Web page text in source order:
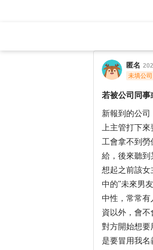
匿名
未填公司
若被公司同事
新報到的公
上主管打下
工會拿不到
給，後來聽到
想起之前該女
中的''未來男
中性，常常有
資以外，會不
對方開始想要
是要冒用我